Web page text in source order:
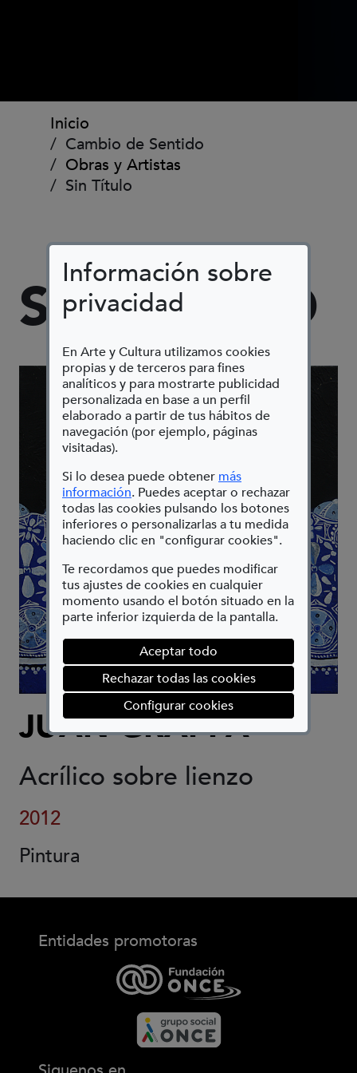
Información sobre
privacidad
En Arte y Cultura utilizamos cookies
propias y de terceros para fines
analíticos y para mostrarte publicidad
personalizada en base a un perfil
elaborado a partir de tus hábitos de
navegación (por ejemplo, páginas
visitadas).
Si lo desea puede obtener más
información(Abre en nueva ventana)
. Puedes aceptar o rechazar
todas las cookies pulsando los botones
inferiores o personalizarlas a tu medida
haciendo clic en "configurar cookies".
Te recordamos que puedes modificar
tus ajustes de cookies en cualquier
momento usando el botón situado en la
parte inferior izquierda de la pantalla.
Aceptar todo
Rechazar todas las cookies
Configurar cookies(abre en ventana
Ruta de navegación
Inicio
Cambio de Sentido
Obras y Artistas
Sin Título
SIN TÍTULO
JUAN GRAPPA
Acrílico sobre lienzo
2012
Pintura
Entidades promotoras